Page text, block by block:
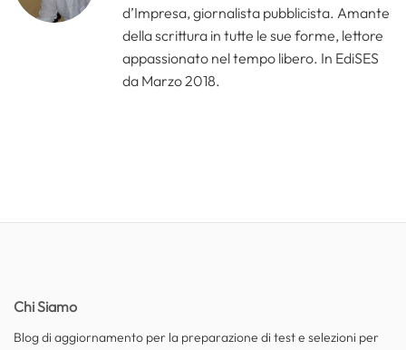
d’Impresa, giornalista pubblicista. Amante
della scrittura in tutte le sue forme, lettore
appassionato nel tempo libero. In EdiSES
da Marzo 2018.
Chi Siamo
Blog di aggiornamento per la preparazione di test e selezioni per